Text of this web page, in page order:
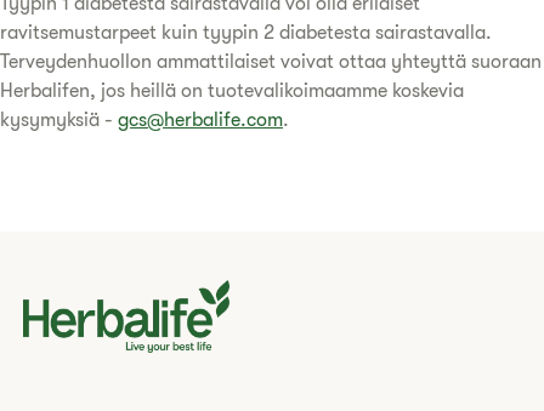
ravitsemustarpeet kuin tyypin 2 diabetesta sairastavalla.
Terveydenhuollon ammattilaiset voivat ottaa yhteyttä suoraan
Herbalifen, jos heillä on tuotevalikoimaamme koskevia
kysymyksiä - gcs@herbalife.com.